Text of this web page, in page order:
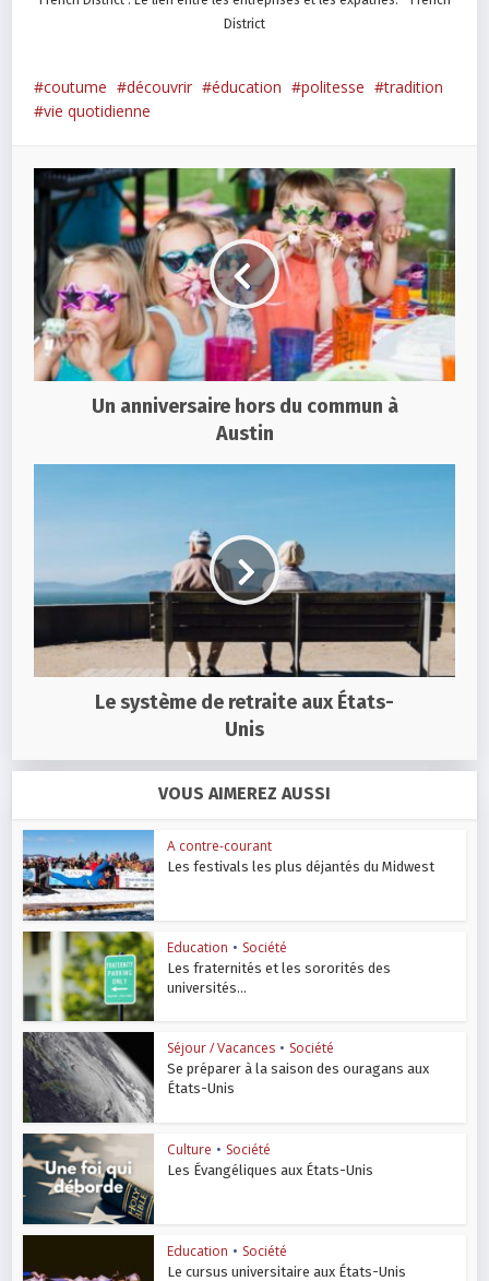
District
coutume découvrir éducation politesse
tradition
vie quotidienne
Un anniversaire hors du commun à
Austin
Le système de retraite aux États-
Unis
VOUS AIMEREZ AUSSI
A contre-courant
Les festivals les plus déjantés du Midwest
Education • Société
Les fraternités et les sororités des
universités...
Séjour / Vacances • Société
Se préparer à la saison des ouragans aux
États-Unis
Culture • Société
Les Évangéliques aux États-Unis
Education • Société
Le cursus universitaire aux États-Unis